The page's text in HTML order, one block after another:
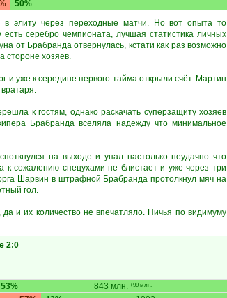
50%
элиту через переходные матчи. Но вот опыта то
серебро чемпионата, лучшая статистика личных
от Брабранда отвернулась, кстати как раз возможно
стороне хозяев.
уже к середине первого тайма открыли счёт. Мартин
к гостям, однако раскачать суперзащиту хозяев
Брабранда вселяла надежду что минимальное
на выходе и упал настолько неудачно что
сожалению спецухами не блистает и уже через три
Шарвин в штрафной Брабранда протолкнул мяч на
гол.
и их количество не впечатляло. Ничья по видимуму
2:0
53% 843 млн. +99 млн.